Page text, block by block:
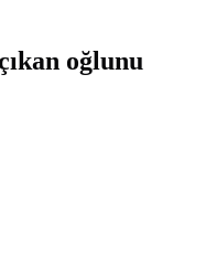
oğlunu